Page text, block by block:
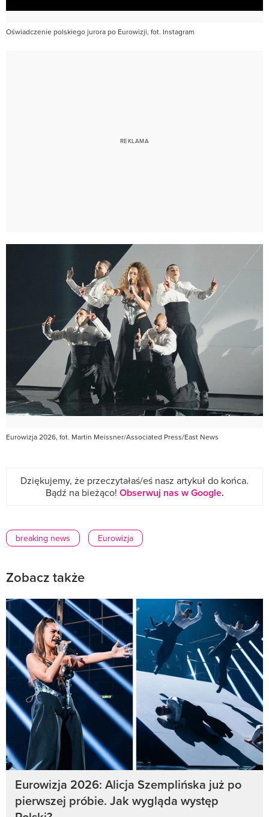
Oświadczenie polskiego jurora po Eurowizji, fot. Instagram
Eurowizja 2026, fot. Martin Meissner/Associated Press/East News
Dziękujemy, że przeczytałaś/eś nasz artykuł do końca.
Bądź na bieżąco! Obserwuj nas w Google.
breaking news Eurowizja
Zobacz także
Eurowizja 2026: Alicja Szemplińska już po
pierwszej próbie. Jak wygląda występ